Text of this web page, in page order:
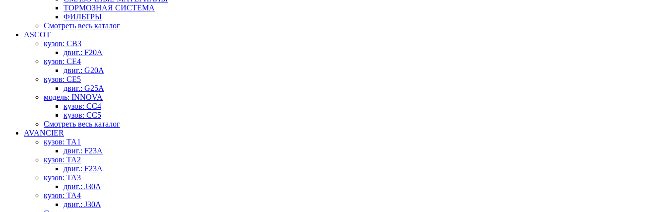
ТОРМОЗНАЯ СИСТЕМА
ФИЛЬТРЫ
Смотреть весь каталог
ASCOT
кузов: CB3
двиг.: F20A
кузов: CE4
двиг.: G20A
кузов: CE5
двиг.: G25A
модель: INNOVA
кузов: CC4
кузов: CC5
Смотреть весь каталог
AVANCIER
кузов: TA1
двиг.: F23A
кузов: TA2
двиг.: F23A
кузов: TA3
двиг.: J30A
кузов: TA4
двиг.: J30A